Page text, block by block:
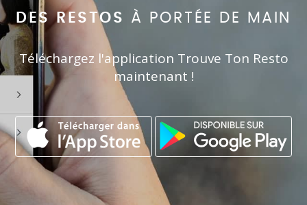
DES RESTOS À PORTÉE DE MAIN
Téléchargez l'application Trouve Ton Resto
maintenant !